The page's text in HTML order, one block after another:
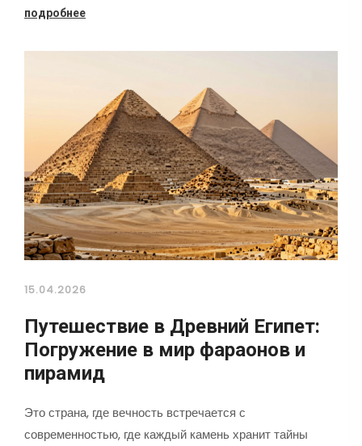
подробнее
15.04.2026
Путешествие в Древний Египет:
Погружение в мир фараонов и
пирамид
Это страна, где вечность встречается с
современностью, где каждый камень хранит тайны